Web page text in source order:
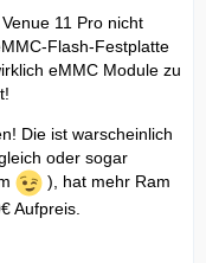
11 Pro nicht
Flash-Festplatte
eMMC Module zu
Die ist warscheinlich
oder sogar
), hat mehr Ram
Aufpreis.